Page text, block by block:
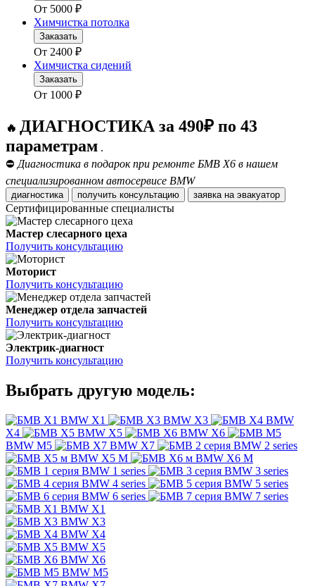
От 5000 ₽
Химчистка потолка
Заказать
От 2400 ₽
Химчистка сидений
Заказать
От 1000 ₽
🔥 ДИАГНОСТИКА за 490₽ по 43
параметрам .
⛔ Диагностика в подарок при ремонте БМВ Х6 в нашем
специализированном автосервисе BMW
диагностика получить консультацию заявка на эвакуатор
Сертифицированные специалисты
Мастер слесарного цеха
Получить консультацию
Моторист
Получить консультацию
Менеджер отдела запчастей
Получить консультацию
Электрик-диагност
Получить консультацию
Выбрать другую модель:
BMW X1 BMW X3
BMW
X4
BMW X5
BMW X6
BMW M5
BMW X7
BMW 2 series
BMW X5 M
BMW X6 M
BMW 1 series
BMW 3 series
BMW 4 series
BMW 5 series
BMW 6 series
BMW 7 series
BMW X1
BMW X3
BMW X4
BMW X5
BMW X6
BMW M5